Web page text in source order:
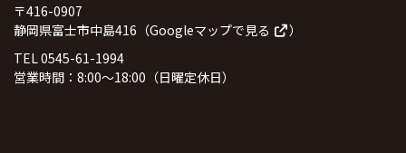
〒416-0907
静岡県富士市中島416（Googleマップで見る
）
TEL 0545-61-1994
営業時間：8:00～18:00（日曜定休日）